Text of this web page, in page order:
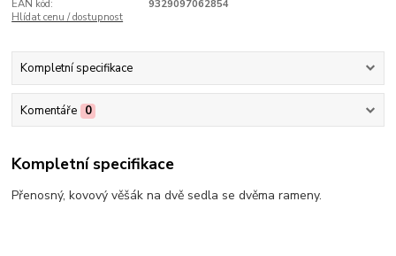
EAN kód:
9329097062854
Hlídat cenu / dostupnost
Kompletní specifikace
Komentáře 0
Kompletní specifikace
Přenosný, kovový věšák na dvě sedla se dvěma rameny.